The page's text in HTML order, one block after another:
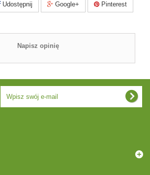
Udostępnij Google+ Pinterest
Napisz opinię